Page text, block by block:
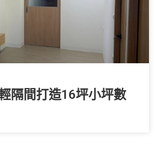
隔間打造16坪小坪數